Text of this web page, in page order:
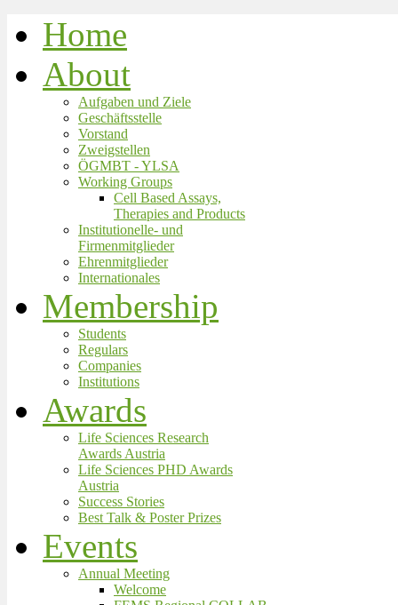
Home
About
Aufgaben und Ziele
Geschäftsstelle
Vorstand
Zweigstellen
ÖGMBT - YLSA
Working Groups
Cell Based Assays,
Therapies and Products
Institutionelle- und
Firmenmitglieder
Ehrenmitglieder
Internationales
Membership
Students
Regulars
Companies
Institutions
Awards
Life Sciences Research
Awards Austria
Life Sciences PHD Awards
Austria
Success Stories
Best Talk & Poster Prizes
Events
Annual Meeting
Welcome